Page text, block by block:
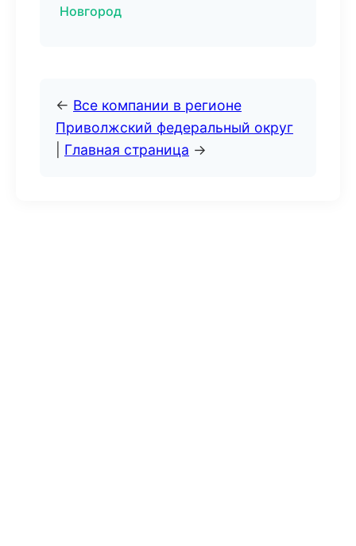
Новгород
← Все компании в регионе
Приволжский федеральный округ
Главная страница →